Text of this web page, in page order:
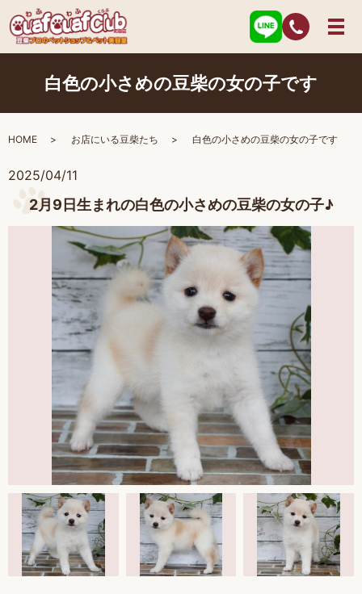
白色の小さめの豆柴の女の子です
HOME お店にいる豆柴たち 白色の小さめの豆柴の女の子です
2025/04/11
2月9日生まれの白色の小さめの豆柴の女の子♪